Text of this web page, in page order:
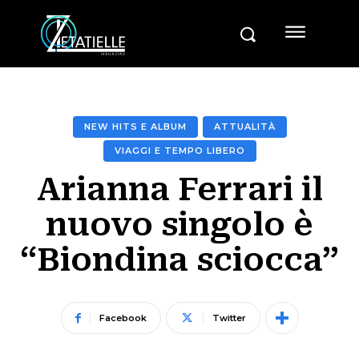
NEW HITS E ALBUM ATTUALITÀ
VIAGGI E TEMPO LIBERO
Arianna Ferrari il
nuovo singolo è
“Biondina sciocca”
Facebook Twitter